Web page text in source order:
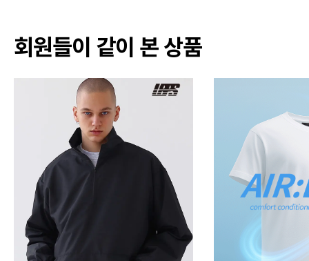
회원들이 같이 본 상품